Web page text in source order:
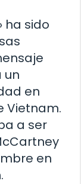
ha sido
un
en
Vietnam.
a ser
en